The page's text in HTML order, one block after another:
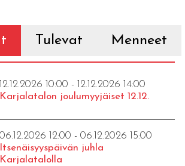
Tulevat Menneet
12.12.2026 10:00 - 12.12.2026 14:00
Karjalatalon joulumyyjäiset 12.12.
06.12.2026 12:00 - 06.12.2026 15:00
Itsenäisyyspäivän juhla
Karjalatalolla